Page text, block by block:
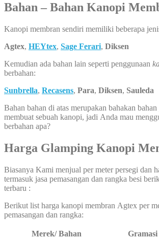
Bahan – Bahan Kanopi
Kanopi membran sendiri memiliki beberapa
Agtex, HEYtex, Sage Ferari, Diksen
Kemudian ada bahan lain seperti penggunaan
berbahan:
Sunbrella, Recasens, Para, Diksen, Sauleda
Bahan bahan di atas merupakan bahakan
membuat sebuah kanopi, jadi Anda mau
berbahan apa?
Harga Glamping Kanopi
Biasanya Kami menjual per meter persegi dan
termasuk jasa pemasangan dan rangka besi
terbaru :
Berikut list harga kanopi membran Agtex per
pemasangan dan rangka:
Merek/ Bahan Gramasi